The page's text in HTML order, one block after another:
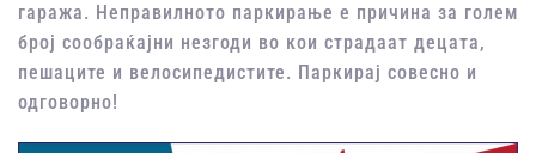
гаража. Неправилното паркирање е причина за голем
број сообраќајни незгоди во кои страдаат децата,
пешаците и велосипедистите. Паркирај совесно и
одговорно!